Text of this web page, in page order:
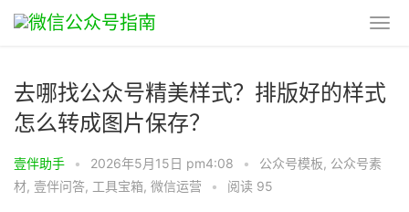
去哪找公众号精美样式？排版好的样式
怎么转成图片保存？
壹伴助手 • 2026年5月15日 pm4:08 • 公众号模板, 公众号素
材, 壹伴问答, 工具宝箱, 微信运营 • 阅读 95